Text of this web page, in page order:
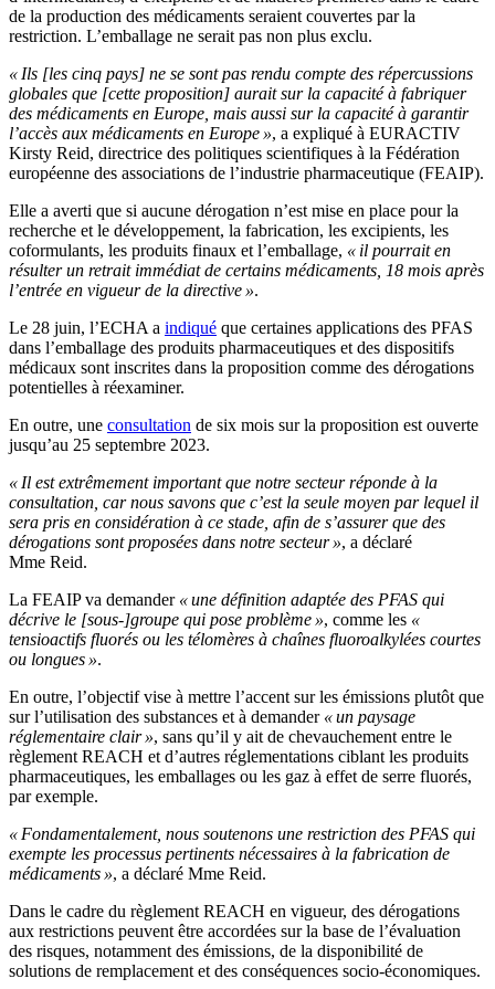
de la production des médicaments seraient couvertes par la
restriction. L’emballage ne serait pas non plus exclu.
« Ils [les cinq pays] ne se sont pas rendu compte des répercussions
globales que [cette proposition] aurait sur la capacité à fabriquer
des médicaments en Europe, mais aussi sur la capacité à garantir
l’accès aux médicaments en Europe », a expliqué à EURACTIV
Kirsty Reid, directrice des politiques scientifiques à la Fédération
européenne des associations de l’industrie pharmaceutique (FEAIP).
Elle a averti que si aucune dérogation n’est mise en place pour la
recherche et le développement, la fabrication, les excipients, les
coformulants, les produits finaux et l’emballage, « il pourrait en
résulter un retrait immédiat de certains médicaments, 18 mois après
l’entrée en vigueur de la directive ».
Le 28 juin, l’ECHA a indiqué que certaines applications des PFAS
dans l’emballage des produits pharmaceutiques et des dispositifs
médicaux sont inscrites dans la proposition comme des dérogations
potentielles à réexaminer.
En outre, une consultation de six mois sur la proposition est ouverte
jusqu’au 25 septembre 2023.
« Il est extrêmement important que notre secteur réponde à la
consultation, car nous savons que c’est la seule moyen par lequel il
sera pris en considération à ce stade, afin de s’assurer que des
dérogations sont proposées dans notre secteur », a déclaré
Mme Reid.
La FEAIP va demander « une définition adaptée des PFAS qui
décrive le [sous-]groupe qui pose problème », comme les «
tensioactifs fluorés ou les télomères à chaînes fluoroalkylées courtes
ou longues ».
En outre, l’objectif vise à mettre l’accent sur les émissions plutôt que
sur l’utilisation des substances et à demander « un paysage
réglementaire clair », sans qu’il y ait de chevauchement entre le
règlement REACH et d’autres réglementations ciblant les produits
pharmaceutiques, les emballages ou les gaz à effet de serre fluorés,
par exemple.
« Fondamentalement, nous soutenons une restriction des PFAS qui
exempte les processus pertinents nécessaires à la fabrication de
médicaments », a déclaré Mme Reid.
Dans le cadre du règlement REACH en vigueur, des dérogations
aux restrictions peuvent être accordées sur la base de l’évaluation
des risques, notamment des émissions, de la disponibilité de
solutions de remplacement et des conséquences socio-économiques.